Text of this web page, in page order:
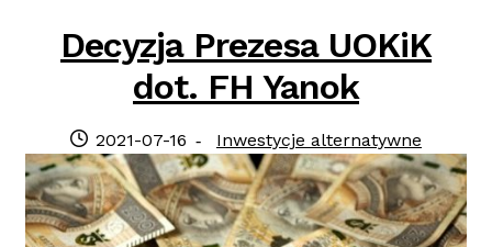
Decyzja Prezesa UOKiK
dot. FH Yanok
Posted
on
2021-07-16 Category:
Inwestycje alternatywne